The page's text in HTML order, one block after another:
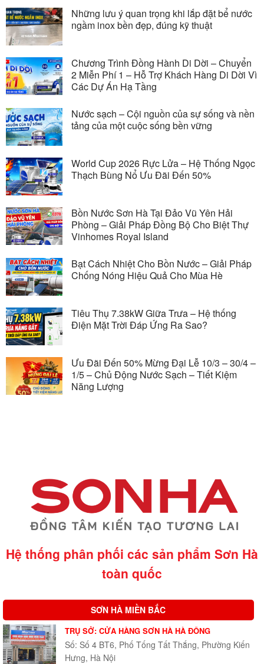
Những lưu ý quan trọng khi lắp đặt bể nước
ngầm inox bền đẹp, đúng kỹ thuật
Chương Trình Đồng Hành Di Dời – Chuyển
2 Miễn Phí 1 – Hỗ Trợ Khách Hàng Di Dời Vì
Các Dự Án Hạ Tầng
Nước sạch – Cội nguồn của sự sống và nền
tảng của một cuộc sống bền vững
World Cup 2026 Rực Lửa – Hệ Thống Ngọc
Thạch Bùng Nổ Ưu Đãi Đến 50%
Bồn Nước Sơn Hà Tại Đảo Vũ Yên Hải
Phòng – Giải Pháp Đồng Bộ Cho Biệt Thự
Vinhomes Royal Island
Bạt Cách Nhiệt Cho Bồn Nước – Giải Pháp
Chống Nóng Hiệu Quả Cho Mùa Hè
Tiêu Thụ 7.38kW Giữa Trưa – Hệ thống
Điện Mặt Trời Đáp Ứng Ra Sao?
Ưu Đãi Đến 50% Mừng Đại Lễ 10/3 – 30/4 –
1/5 – Chủ Động Nước Sạch – Tiết Kiệm
Năng Lượng
Hệ thống phân phối các sản phẩm Sơn Hà
toàn quốc
SƠN HÀ MIỀN BẮC
TRỤ SỞ: CỬA HÀNG SƠN HÀ HÀ ĐÔNG
Số: Số 4 BT6, Phố Tống Tất Thắng, Phường Kiến
Hưng, Hà Nội